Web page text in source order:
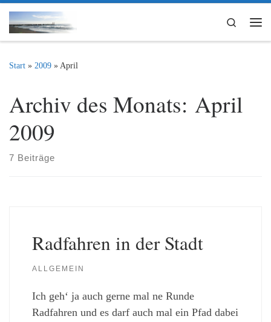
Zum Inhalt springen
Search
Start » 2009 » April
Archiv des Monats: April
2009
7 Beiträge
Radfahren in der Stadt
ALLGEMEIN
Ich geh‘ ja auch gerne mal ne Runde
Radfahren und es darf auch mal ein Pfad dabei